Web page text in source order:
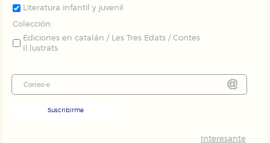
Literatura infantil y juvenil
Colección:
Ediciones en catalán / Les Tres Edats / Contes
Il.lustrats
Suscribirme
Interesante